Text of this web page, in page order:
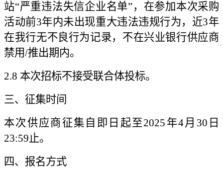
站“严重违法失信企业名单”，在参加本次采购
活动前3年内未出现重大违法违规行为，近3年
在我行无不良行为记录，不在兴业银行供应商
禁用/推出期内。
2.8 本次招标不接受联合体投标。
三、征集时间
本次供应商征集自即日起至2025年4月30日
23:59止。
四、报名方式